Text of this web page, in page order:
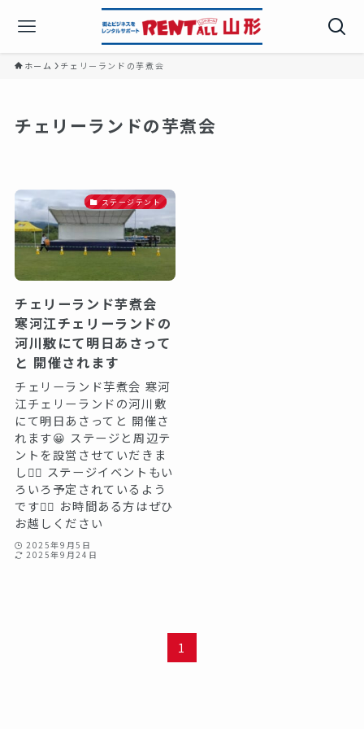
ホーム チェリーランドの芋煮会
チェリーランドの芋煮会
ステージテント
チェリーランド芋煮会
寒河江チェリーランドの
河川敷にて明日あさって
と 開催されます
チェリーランド芋煮会 寒河
江チェリーランドの河川敷
にて明日あさってと 開催さ
れます😀 ステージと周辺テ
ントを設営させていだきま
した🏻 ステージイベントもい
ろいろ予定されているよう
ですね🏻 お時間ある方はぜひ
お越しください
2025年9月5日
2025年9月24日
1